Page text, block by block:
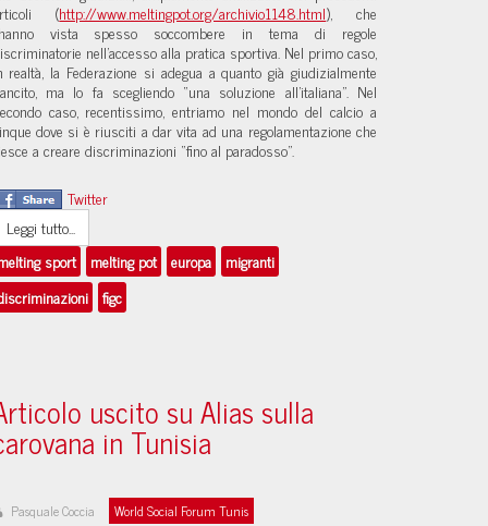
(http://www.meltingpot.org/archivio1148.html), che
vista spesso soccombere in tema di regole
nell’accesso alla pratica sportiva. Nel primo caso,
realtà, la Federazione si adegua a quanto già giudizialmente
ma lo fa scegliendo “una soluzione all’italiana”. Nel
caso, recentissimo, entriamo nel mondo del calcio a
dove si è riusciti a dar vita ad una regolamentazione che
a creare discriminazioni “fino al paradosso”.
Twitter
Leggi tutto...
sport
melting pot europa
migranti
figc
uscito su Alias sulla
in Tunisia
Pasquale Coccia
World Social Forum Tunis